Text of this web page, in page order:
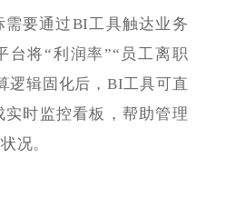
要通过BI工具触达业务
台将“利润率”“员工离职
逻辑固化后，BI工具可直
时监控看板，帮助管理
况。